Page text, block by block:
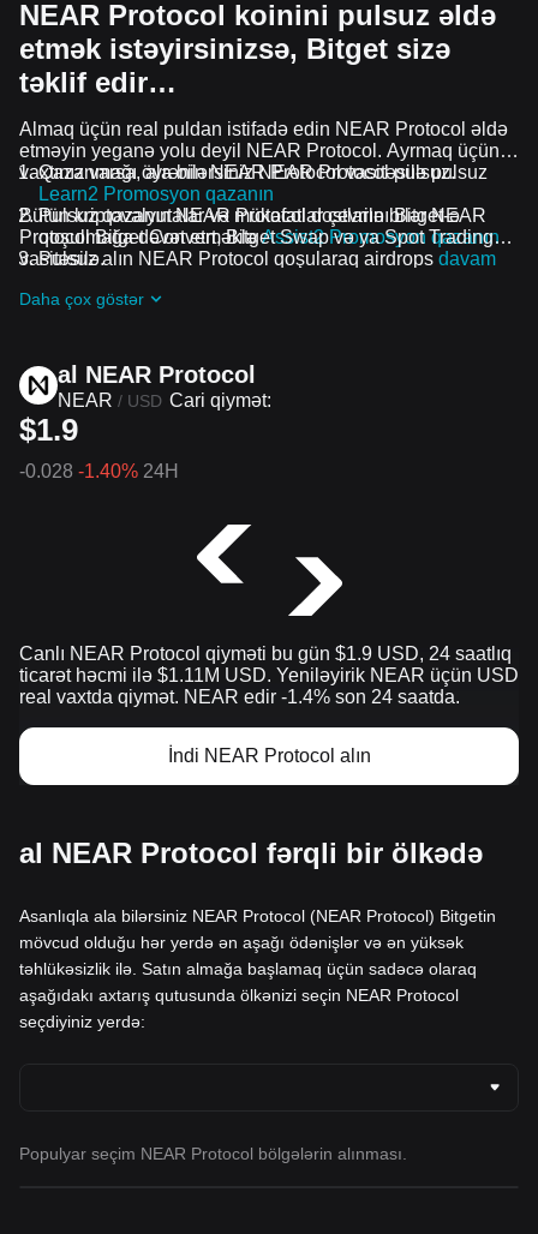
NEAR Protocol koinini pulsuz əldə
etmək istəyirsinizsə, Bitget sizə
təklif edir…
Almaq üçün real puldan istifadə edin NEAR Protocol əldə
etməyin yeganə yolu deyil NEAR Protocol. Ayrmaq üçün
vaxtınız varsa, ala bilərsiniz NEAR Protocol pulsuz.
Qazanmağı öyrənin NEAR Protocol vasitəsilə pulsuz
Learn2 Promosyon qazanın
Pulsuz qazanın NEAR Protocol dostlarını Bitget-ə
qoşulmağa dəvət etməkləAssist2 Promosyon qazanın
Pulsuz alın NEAR Protocol qoşularaq airdrops davam
Bütün kriptovalyutalar və mükafatlar çevrilə bilər NEAR
Protocol Bitget Convert, Bitget Swap və ya Spot Trading
vasitəsilə.
Daha çox göstər
al NEAR Protocol
NEAR / USD Cari qiymət:
$1.9
-0.028 -1.40% 24H
Canlı NEAR Protocol qiyməti bu gün $1.9 USD, 24 saatlıq
ticarət həcmi ilə $1.11M USD. Yeniləyirik NEAR üçün USD
real vaxtda qiymət. NEAR edir -1.4% son 24 saatda.
İndi NEAR Protocol alın
al NEAR Protocol fərqli bir ölkədə
Asanlıqla ala bilərsiniz NEAR Protocol (NEAR Protocol) Bitgetin
mövcud olduğu hər yerdə ən aşağı ödənişlər və ən yüksək
təhlükəsizlik ilə. Satın almağa başlamaq üçün sadəcə olaraq
aşağıdakı axtarış qutusunda ölkənizi seçin NEAR Protocol
seçdiyiniz yerdə:
Populyar seçim NEAR Protocol bölgələrin alınması.